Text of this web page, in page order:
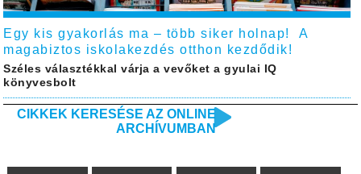
Egy kis gyakorlás ma – több siker holnap! A
magabiztos iskolakezdés otthon kezdődik!
Széles választékkal várja a vevőket a gyulai IQ
könyvesbolt
CIKKEK KERESÉSE AZ ONLINE
ARCHÍVUMBAN